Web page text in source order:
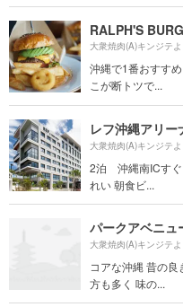
RALPH'S
大衆焼肉(A)キンジテ
沖縄で1番おすす
こが断トツで...
レフ沖縄アリ
大衆焼肉(A)キンジテ
2泊 沖縄南ICす
れい 朝食ビ...
パークアベニュ
大衆焼肉(A)キンジテ
コアな沖縄 昔の
方も多く 味の...